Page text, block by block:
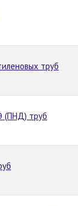
труб
(ПНД) труб